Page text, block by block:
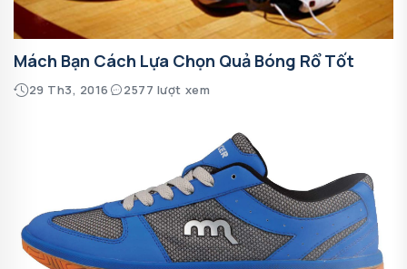
Mách Bạn Cách Lựa Chọn Quả Bóng Rổ Tốt
29 Th3, 2016 2577 lượt xem